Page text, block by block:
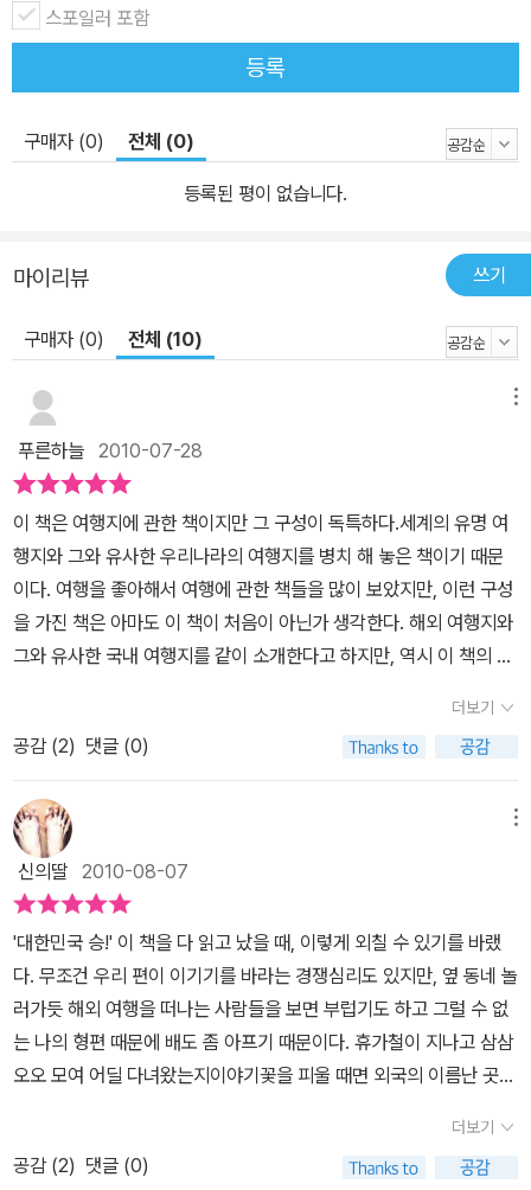
스포일러 포함
등록
구매자 (0) 전체 (0)
등록된 평이 없습니다.
마이리뷰 쓰기
구매자 (0) 전체 (10)
푸른하늘 2010-07-28
이 책은 여행지에 관한 책이지만 그 구성이 독특하다.세계의 유명 여
행지와 그와 유사한 우리나라의 여행지를 병치 해 놓은 책이기 때문
이다. 여행을 좋아해서 여행에 관한 책들을 많이 보았지만, 이런 구성
을 가진 책은 아마도 이 책이 처음이 아닌가 생각한다. 해외 여행지와
그와 유사한 국내 여행지를 같이 소개한다고 하지만, 역시 이 책의 촛
씬 풍부하기 때문이다.사실 비슷한 여행테마를 가졌다고 하지만 여기
에 나란히 소개된 해외의 여행지 사진을 보고, 그와 유사하다고 소개
된 국내 여행지의 사진을 보면 한참 모자라는 것이 사실이다. 아무리
애국심이 넘치는 사람이라고 하더라도, 이미 외국의 명소들에 대한
상당한 정보가 공유되는 오늘날에는, 더 나은 곳이 더 낫다고 인정하
는 솔직함이 필요하다. 가만히 생각해보자. 이 책에 소개된 해외의 명
소들은 전세계에서 해당 분야에서 가장 유명한 곳들이 아닌가. 그와
유사한 곳을 이 좁은 국토에서 찾아내었으니 동일한 테마의 여행지를
대한민국 베스트원이 모두 전세계의 베스트 원 보다 낫거나 같은 수
준이기를 기대하는 것 자체가 애당초 무리이다.그러나 이 책은 훌륭
한 소용이 있는 책이다. 꿈이 그리던 해외의 여행지를 그리면서 비교
적 쉽게 찾아갈 수 있는 정겨운 우리나라의 국토를 돌아다닐 모티브
를 제공하기 때문이다. 이 책에 소개된 국내 여행지 중 일부는 많이 알
려진 곳이지만, 또 상당히 많은 부분은 이 책을 통해서 처음 알게된 곳
더보기
공감 (2) 댓글 (0)
신의딸 2010-08-07
'대한민국 승!' 이 책을 다 읽고 났을 때, 이렇게 외칠 수 있기를 바랬
다. 무조건 우리 편이 이기기를 바라는 경쟁심리도 있지만, 옆 동네 놀
러가듯 해외 여행을 떠나는 사람들을 보면 부럽기도 하고 그럴 수 없
는 나의 형편 때문에 배도 좀 아프기 때문이다. 휴가철이 지나고 삼삼
오오 모여 어딜 다녀왔는지이야기꽃을 피울 때면 외국의 이름난 곳을
요 없다고 생각하면서도 스스로를 속일 수 없는 열등감이란 녀석이
조용히 고개를 쳐드는 것은, 국내 여행도 해외 여행 '못지않다'는 믿음
더보기
공감 (2) 댓글 (0)